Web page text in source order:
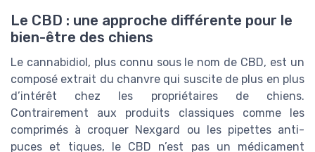
Le CBD : une approche différente pour le
bien-être des chiens
Le cannabidiol, plus connu sous le nom de CBD, est un
composé extrait du chanvre qui suscite de plus en plus
d’intérêt chez les propriétaires de chiens.
Contrairement aux produits classiques comme les
comprimés à croquer Nexgard ou les pipettes anti-
puces et tiques, le CBD n’est pas un médicament